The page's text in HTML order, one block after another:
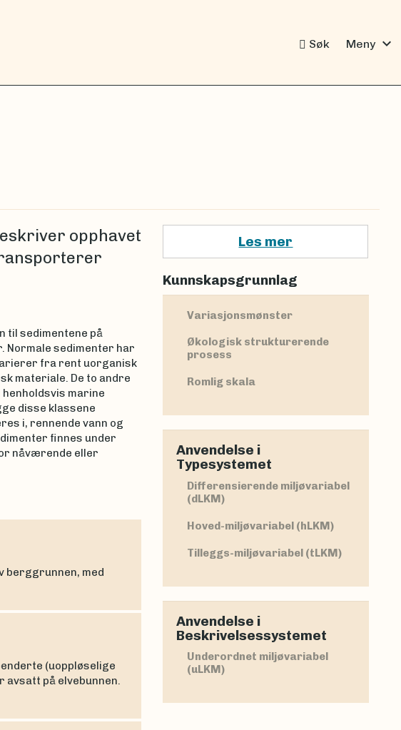
Søk Meny expand_more
opphavet
til sedimentene på
Normale sedimenter har
fra rent uorganisk
materiale. De to andre
marine
disse klassene
i, rennende vann og
finnes under
nåværende eller
berggrunnen, med
(uoppløselige
på elvebunnen.
Les mer
Kunnskapsgrunnlag
Variasjonsmønster
Økologisk strukturerende
prosess
Romlig skala
Anvendelse i
Typesystemet
Differensierende miljøvariabel
(dLKM)
Hoved-miljøvariabel (hLKM)
Tilleggs-miljøvariabel (tLKM)
Anvendelse i
Beskrivelsessystemet
Underordnet miljøvariabel
(uLKM)